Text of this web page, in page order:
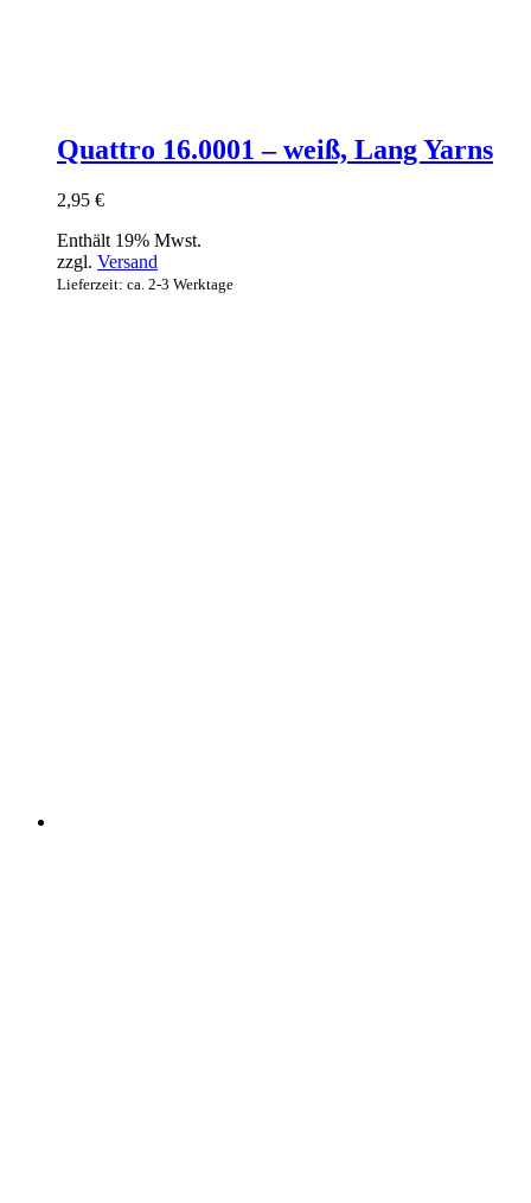
Quattro 16.0001 – weiß, Lang Yarns
2,95 €
Enthält 19% Mwst.
zzgl. Versand
Lieferzeit: ca. 2-3 Werktage